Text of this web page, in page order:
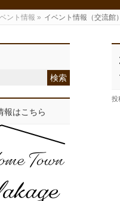
ント情報 » イベント情報（交流館）
投
報はこちら